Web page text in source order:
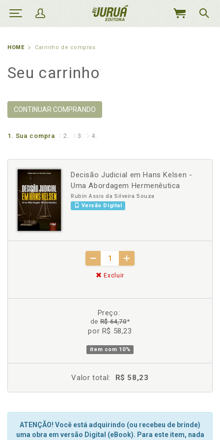
MEU
HOME Carrinho de compras
Seu carrinho
CONTINUAR COMPRANDO
1. Sua compra 2. 3. 4.
Decisão Judicial em Hans Kelsen -
Uma Abordagem Hermenêutica
Rubin Assis da Silveira Souza
Versão Digital
Excluir
Preço:
deR$ 64,70*
por R$ 58,23
item com 10%
Valor total: R$ 58,23
ATENÇÃO! Você está adquirindo (ou recebeu de brinde)
uma obra em versão Digital (eBook). Para este item, nada